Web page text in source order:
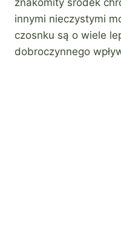
innymi nieczystymi
czosnku są o wiele
dobroczynnego